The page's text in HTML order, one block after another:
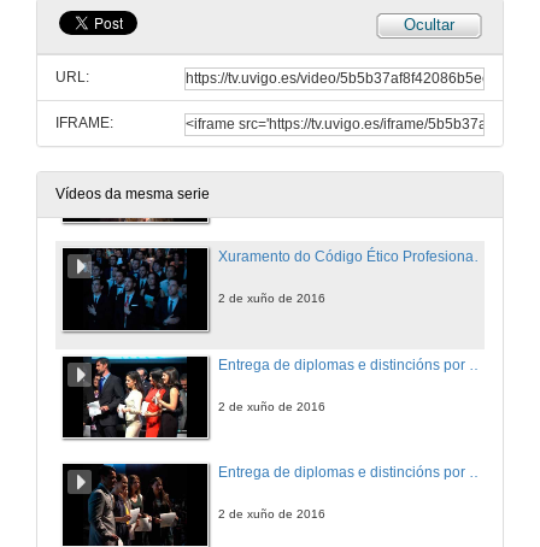
Ocultar
URL:
IFRAME:
Vídeos da mesma serie
2 de xuño de 2016
Discurso da alumna do Master en Ingeniería Industrial, Universidade de Vigo
Xuramento do Código Ético Profesional da Enxeñería da Rama Industrial
2 de xuño de 2016
2 de xuño de 2016
Entrega de diplomas e distincións por parte das autoridades aos alumnos do Máster en Enxeñería Industrial e Másteres Profesionalizantes da EEI.
2 de xuño de 2016